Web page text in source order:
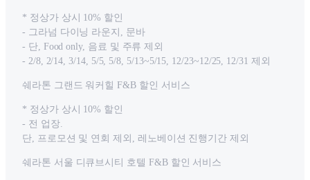
* 정상가 상시 10% 할인
- 그라넘 다이닝 라운지, 문바
- 단, Food only, 음료 및 주류 제외
- 2/8, 2/14, 3/14, 5/5, 5/8, 5/13~5/15, 12/23~12/25, 12/31 제외
쉐라톤 그랜드 워커힐 F&B 할인 서비스
* 정상가 상시 10% 할인
- 전 업장.
단, 프로모션 및 연회 제외, 레노베이션 진행기간 제외
쉐라톤 서울 디큐브시티 호텔 F&B 할인 서비스